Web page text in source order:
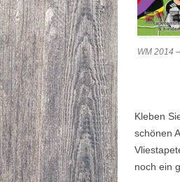
WM 2014
Kleben
schönen
noch ein